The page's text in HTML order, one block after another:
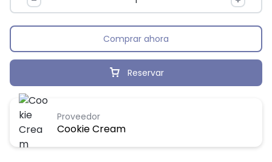
Reservar
Comprar ahora
Cookie Cream
Proveedor